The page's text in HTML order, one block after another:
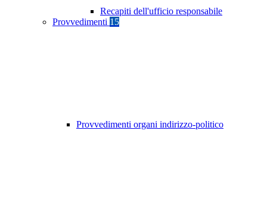
Recapiti dell'ufficio responsabile
Provvedimenti 15
Provvedimenti organi indirizzo-politico